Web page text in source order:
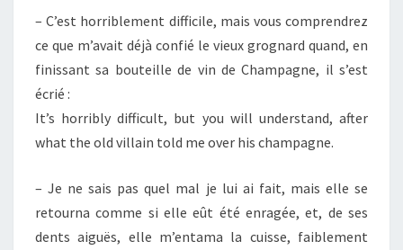
– C’est horriblement difficile, mais vous comprendrez
ce que m’avait déjà confié le vieux grognard quand, en
finissant sa bouteille de vin de Champagne, il s’est
écrié :
It’s horribly difficult, but you will understand, after
what the old villain told me over his champagne.
– Je ne sais pas quel mal je lui ai fait, mais elle se
retourna comme si elle eût été enragée, et, de ses
dents aiguës, elle m’entama la cuisse, faiblement